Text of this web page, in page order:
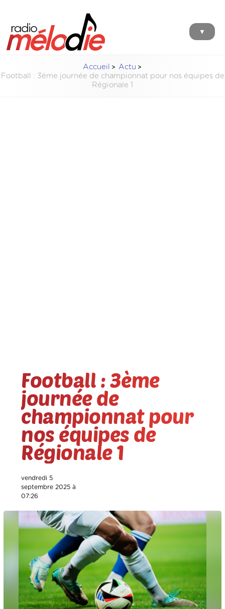
▼
Accueil
Actu
Football : 3ème journée de championnat pour nos équipes de
Régionale 1
Football : 3ème
journée de
championnat pour
nos équipes de
Régionale 1
vendredi 5
septembre 2025 à
07:26